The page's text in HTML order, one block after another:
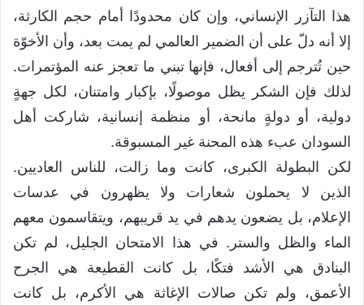
هذا التآزر الإنساني، وإن كان محدودًا أمام حجم الكارثة،
إلا أنه دلّ على أن الضمير العالمي لم يمت بعد، وأن الأخوّة
حين تُترجم إلى أفعال، فإنها تبني ما تعجز عنه المؤتمرات.
لذلك فإن الشكر يظل موصولًا، بإكبار وامتنان، لكل جهةٍ
دولية، أو دولةٍ مانحة، أو منظمة إنسانية، شاركت أهل
السودان عبء هذه المحنة غير المسبوقة.
لكن البطولة الكبرى، كانت وما زالت، للناس العاديين.
الذين لا يحملون شعارات ولا يظهرون في عدسات
الإعلام، بل يضعون يدهم في يد قريبهم، ويتقاسمون معهم
الماء والظل والستر. في هذا الامتحان الجليل، لم تكن
البنادق هي الأشد فتكًا، بل كانت القطيعة هي الجرح
الأعمق، ولم تكن صالات الإغاثة هي الأكرم، بل كانت